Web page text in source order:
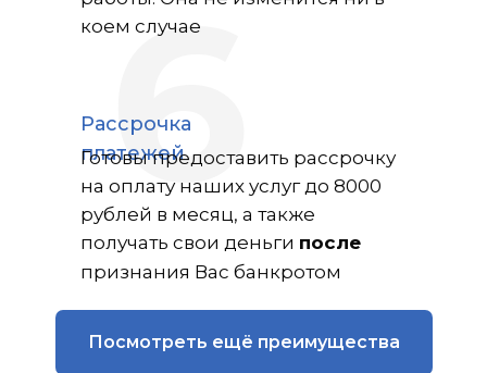
6
Рассрочка
платежей
коем случае
Готовы предоставить рассрочку
на оплату наших услуг до 8000
рублей в месяц, а также
получать свои деньги после
признания Вас банкротом
Посмотреть ещё преимущества